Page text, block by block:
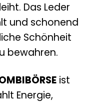
Das Leder
und schonend
Schönheit
bewahren.
ist
Energie,